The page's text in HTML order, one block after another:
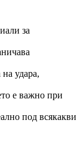
за
удара,
е важно при
под всякакви